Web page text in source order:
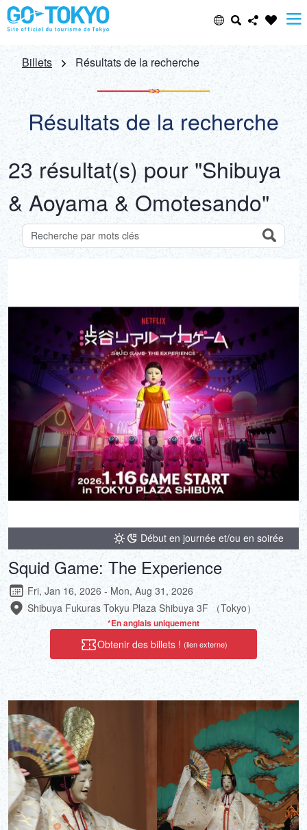
Select Language
日本語
ENGLISH
中文(简体)
中文(繁體/正體)
한글
ITALIANO
ESPAÑOL
FRANÇAIS
Share this page
Email
Copy URL
Billets Résultats de la recherche
Résultats de la recherche
23 résultat(s) pour "Shibuya
& Aoyama & Omotesando"
Recherche des attractions par mots-clés
Début en journée et/ou en soirée
Squid Game: The Experience
Fri, Jan 16, 2026 - Mon, Aug 31, 2026
Shibuya Fukuras Tokyu Plaza Shibuya 3F （Tokyo）
*En anglais uniquement
Obtenir des billets ! (lien externe)